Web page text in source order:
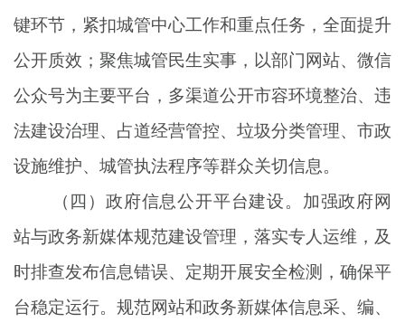
键环节，紧扣城管中心工作和重点任务，全面提升
公开质效；聚焦城管民生实事，以部门 网站、微信
公众号为主要平台，多渠道公开市容环境整治、违
法建设治理、占道经营管控、垃圾分类管理、市政
设施维护、城管执法程序等群众关切信息。
（四）政府信息公开平台建设。 加强政府网
站与政务新媒体规范建设管理，落实专人运维，及
时排查发布信息错误、定期开展安全检测，确保平
台稳定运行。 规范网站和政务新媒体信息采、编、